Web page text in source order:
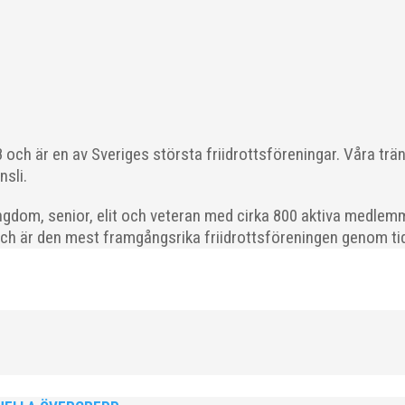
är en av Sveriges största friidrottsföreningar. Våra
senior, elit och veteran med cirka 800 aktiva
är den mest framgångsrika friidrottsföreningen genom
så har FOJAB tillgång till privat löpcoachning, fria...
en på löpcoachning under våren. Missa för all del inte denna